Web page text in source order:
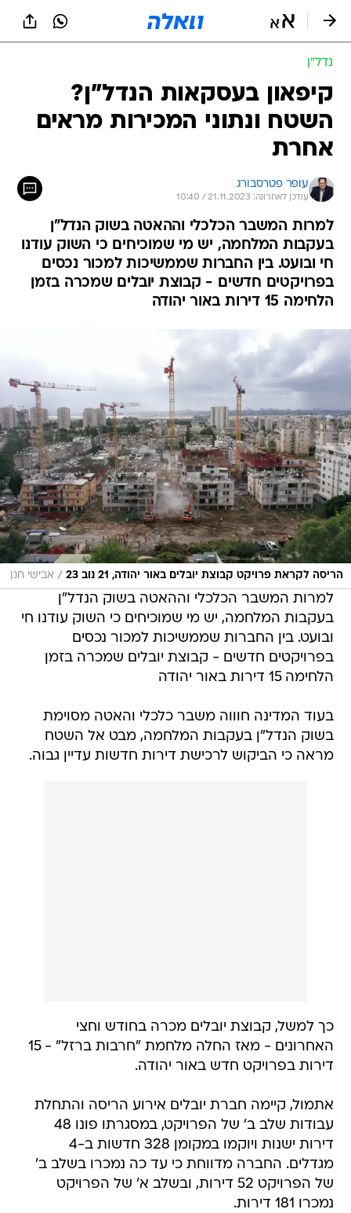
נדל״ן
קיפאון בעסקאות הנדל"ן?
השטח ונתוני המכירות מראים
אחרת
עופר פטרסבורג
עודכן לאחרונה: 21.11.2023 / 10:40
למרות המשבר הכלכלי וההאטה בשוק הנדל"ן
בעקבות המלחמה, יש מי שמוכיחים כי השוק עודנו
חי ובועט. בין החברות שממשיכות למכור נכסים
בפרויקטים חדשים - קבוצת יובלים שמכרה בזמן
הלחימה 15 דירות באור יהודה
הריסה לקראת פרויקט קבוצת יובלים באור יהודה, 21 נוב 23 / אבישי חנן
למרות המשבר הכלכלי וההאטה בשוק הנדל"ן
בעקבות המלחמה, יש מי שמוכיחים כי השוק עודנו חי
ובועט. בין החברות שממשיכות למכור נכסים
בפרויקטים חדשים - קבוצת יובלים שמכרה בזמן
הלחימה 15 דירות באור יהודה
בעוד המדינה חוווה משבר כלכלי והאטה מסוימת
בשוק הנדל"ן בעקבות המלחמה, מבט אל השטח
מראה כי הביקוש לרכישת דירות חדשות עדיין גבוה.
כך למשל, קבוצת יובלים מכרה בחודש וחצי
האחרונים - מאז החלה מלחמת "חרבות ברזל" - 15
דירות בפרויקט חדש באור יהודה.
אתמול, קיימה חברת יובלים אירוע הריסה והתחלת
עבודות שלב ב' של הפרויקט, במסגרתו פונו 48
דירות ישנות ויוקמו במקומן 328 חדשות ב-4
מגדלים. החברה מדווחת כי עד כה נמכרו בשלב ב'
של הפרויקט 52 דירות, ובשלב א' של הפרויקט
נמכרו 181 דירות.